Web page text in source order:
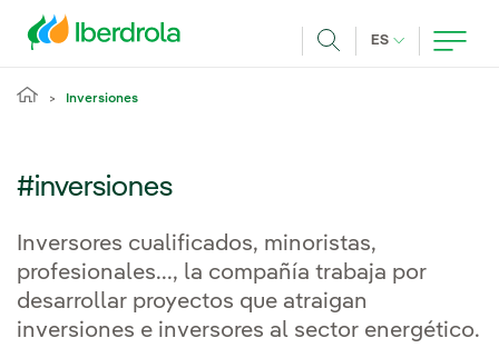
ES IDIOMA
Inversiones
#inversiones
Inversores cualificados, minoristas,
profesionales..., la compañía trabaja por
desarrollar proyectos que atraigan
inversiones e inversores al sector energético.